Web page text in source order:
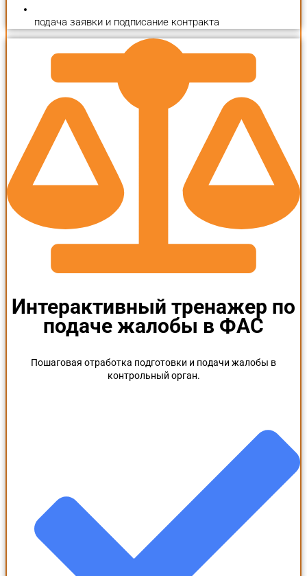
подача заявки и подписание контракта
Интерактивный тренажер по
подаче жалобы в ФАС
Пошаговая отработка подготовки и подачи жалобы в
контрольный орган.